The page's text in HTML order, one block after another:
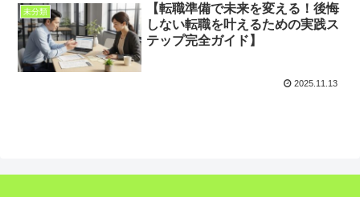
未分類
【転職準備で未来を変える！後悔
しない転職を叶えるための実践ス
テップ完全ガイド】
2025.11.13